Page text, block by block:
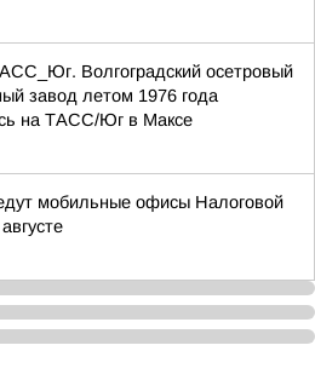
Волгоградский осетровый
завод летом 1976 года
на ТАСС/Юг в Максе
мобильные офисы Налоговой